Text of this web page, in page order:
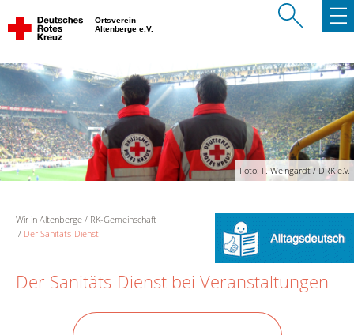
Ortsverein
Altenberge e.V.
Foto: F. Weingardt / DRK e.V.
Wir in Altenberge
RK-Gemeinschaft
Der Sanitäts-Dienst
Der Sanitäts-Dienst bei Veranstaltungen